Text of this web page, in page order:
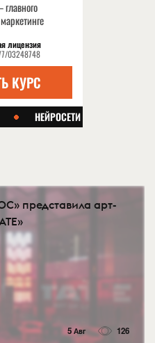
представила арт-
5 Авг 126